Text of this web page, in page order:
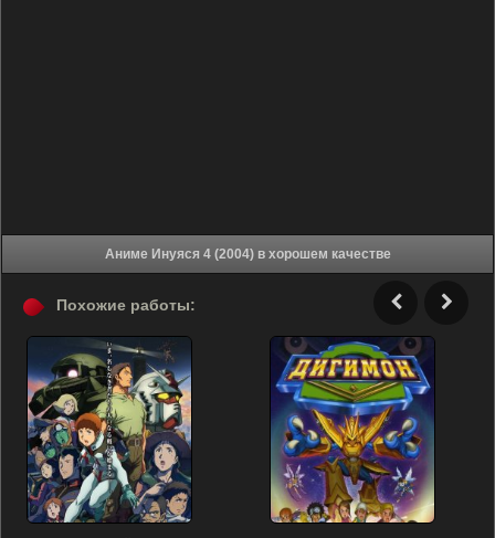
Аниме Инуяся 4 (2004) в хорошем качестве
Похожие работы: